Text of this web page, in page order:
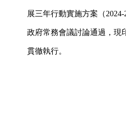
展三年行動實施方案（
政府常務會議討論通過，現
貫徹執行。